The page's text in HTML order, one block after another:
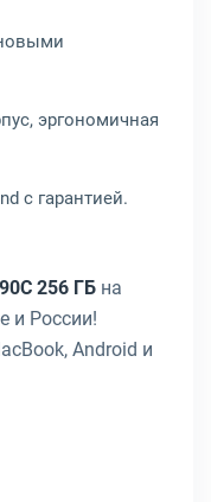
эргономичная
с гарантией.
256 ГБ на
и России!
Android и